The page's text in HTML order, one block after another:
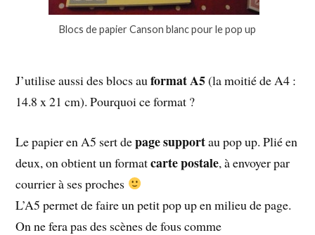
Blocs de papier Canson blanc pour le pop up
J’utilise aussi des blocs auformat A5(la moitié de A4 :
14.8 x 21 cm). Pourquoi ce format ?
Le papier en A5 sert depage supportau pop up. Plié en
deux, on obtient un formatcarte postale, à envoyer par
courrier à ses proches
L’A5 permet de faire un petit pop up en milieu de page.
On ne fera pas des scènes de fous comme